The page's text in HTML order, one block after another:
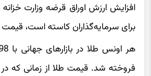
افزایش ارزش اوراق قرضه وزارت
برای سرمایه‌گذاران کاسته است،
فروخته شد. قیمت طلا از زمانی که